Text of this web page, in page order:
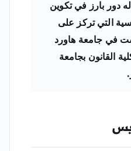
دور بارز في تكوين
التي تركز على
في جامعة هاورد
القانون بجامعة